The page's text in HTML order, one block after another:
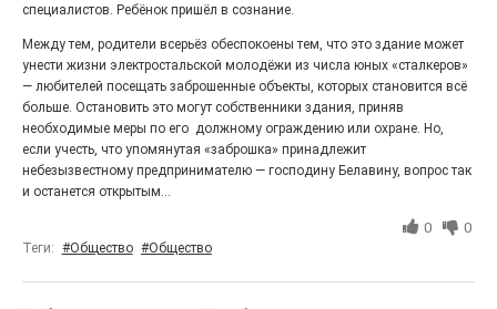
100 футов под килем!
26.07.2026
«С ними дядька Черномор»
специалистов. Ребёнок пришёл в сознание.
Между тем, родители всерьёз обеспокоены тем, что это здание может
унести жизни электростальской молодёжи из числа юных «сталкеров»
— любителей посещать заброшенные объекты, которых становится всё
больше. Остановить это могут собственники здания, приняв
необходимые меры по его должному ограждению или охране. Но,
если учесть, что упомянутая «заброшка» принадлежит
небезызвестному предпринимателю — господину Белавину, вопрос так
и останется открытым...
0 0
Теги: #Общество #Общество